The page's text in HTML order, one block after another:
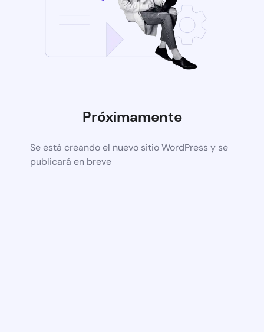
Próximamente
Se está creando el nuevo sitio WordPress y se
publicará en breve